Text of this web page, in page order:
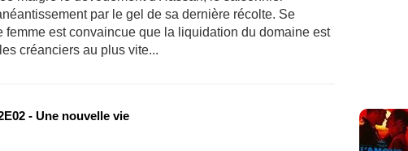
par le gel de sa dernière récolte. Se
femme est convaincue que la liquidation du domaine est
créanciers au plus vite...
- Une nouvelle vie